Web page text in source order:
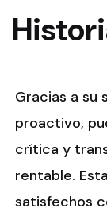
Gracias a su
proactivo,
crítica y
rentable.
satisfechos